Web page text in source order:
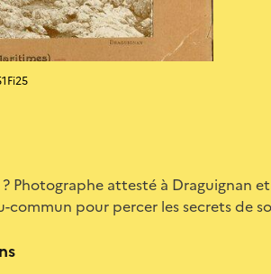
Photographe attesté à Draguignan
commun pour percer les secrets de